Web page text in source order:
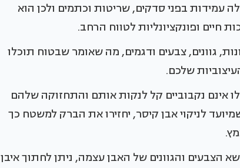
בפני סדקים, שריטות וכתמים ולכן הוא
חיים ופונקציונליות לטווח הרחב.
גוונים, צבעים ודגמים, מה שאומר שבטוח תוכלו
שלכם.
אינם נקבוביים קל לנקות אותם והתחזוקה שלהם
לניקוי אבן קיסר, יחזירו את הברק למשטח כך
והגוונים של האבן עצמה, ניתן לחתוך איבן